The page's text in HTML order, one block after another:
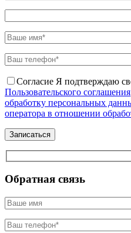
Согласие Я подтверждаю
Пользовательского соглашения
обработку персональных
оператора в отношении
Обратная связь